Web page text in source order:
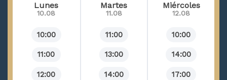
Esquizofrenia hebefrénica
Lunes
10.08
10:00
11:00
12:00
Martes
11.08
11:00
13:00
14:00
Miércoles
12.08
10:00
14:00
17:00